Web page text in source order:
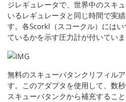
ジレギュレータで、世界中のスキ
いるレギュレータと同じ時間で実
す。各Scorkl（スコークル）には
ているかを示す圧力計が付いていま
無料のスキューバタンクリフィル
す。このアダプタを使用して、数
スキューバタンクから補充すること